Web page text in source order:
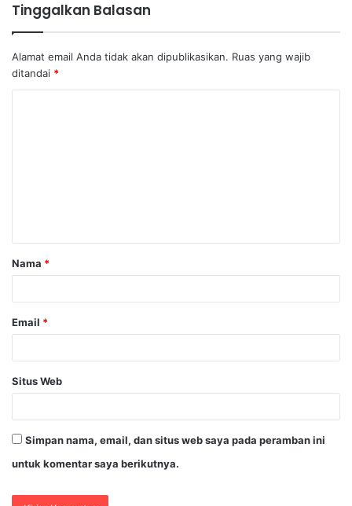
Tinggalkan Balasan
Alamat email Anda tidak akan dipublikasikan. Ruas yang wajib
ditandai *
a
r
Nama *
Email *
Situs Web
Simpan nama, email, dan situs web saya pada peramban ini
untuk komentar saya berikutnya.